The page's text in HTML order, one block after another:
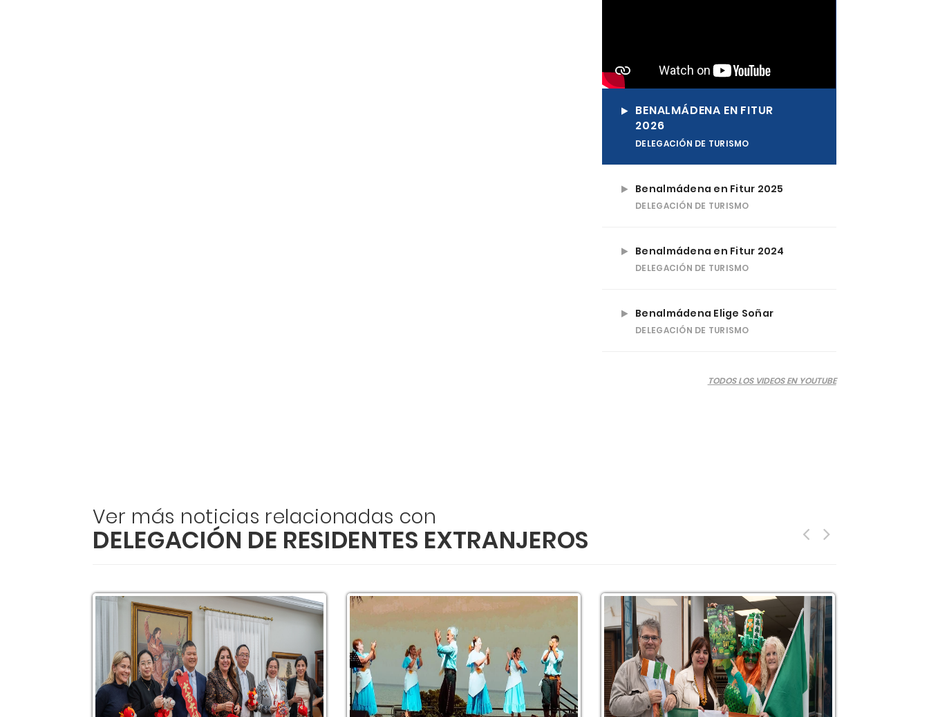
BENALMÁDENA EN FITUR
2026
DELEGACIÓN DE TURISMO
Benalmádena en Fitur 2025
DELEGACIÓN DE TURISMO
Benalmádena en Fitur 2024
DELEGACIÓN DE TURISMO
Benalmádena Elige Soñar
DELEGACIÓN DE TURISMO
TODOS LOS VIDEOS EN YOUTUBE
Ver más noticias relacionadas con
DELEGACIÓN DE RESIDENTES EXTRANJEROS